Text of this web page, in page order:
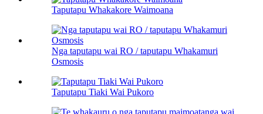
Taputapu Whakakore Waimoana
Nga taputapu wai RO / taputapu Whakamuri
Osmosis
Taputapu Tiaki Wai Pukoro